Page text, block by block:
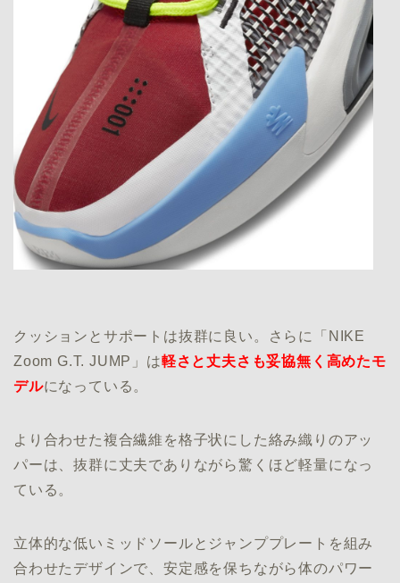
クッションとサポートは抜群に良い。さらに「NIKE
Zoom G.T. JUMP」は軽さと丈夫さも妥協無く高めたモ
デルになっている。
より合わせた複合繊維を格子状にした絡み織りのアッ
パーは、抜群に丈夫でありながら驚くほど軽量になっ
ている。
立体的な低いミッドソールとジャンププレートを組み
合わせたデザインで、安定感を保ちながら体のパワー